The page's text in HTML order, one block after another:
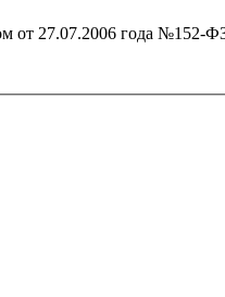
от 27.07.2006 года